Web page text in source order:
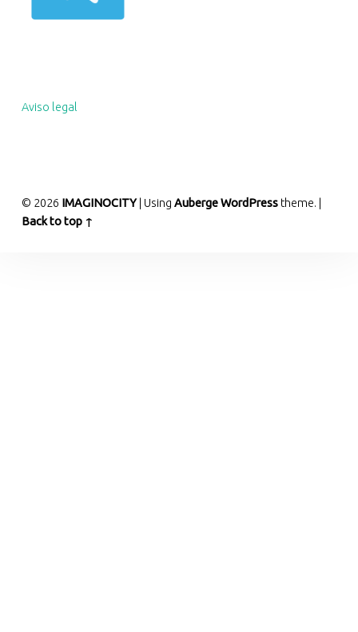
Aviso legal
© 2026 IMAGINOCITY Using AubergeWordPresstheme.
Back to top ↑